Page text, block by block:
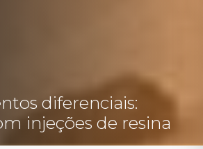
diferenciais:
injeções de resina